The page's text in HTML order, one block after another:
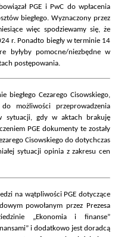
PGE i PwC do wpłacenia
biegłego. Wyznaczony przez
więc spodziewamy się, że
r. Ponadto biegły w terminie 14
byłyby pomocne/niezbędne w
postępowania.
biegłego Cezarego Cisowskiego,
możliwości przeprowadzenia
sytuacji, gdy w aktach brakuję
PGE dokumenty te zostały
Cisowskiego do dotychczas
sytuacji opinia z zakresu cen
na wątpliwości PGE dotyczące
powołanym przez Prezesa
„Ekonomia i finanse”
i dodatkowo jest doradcą